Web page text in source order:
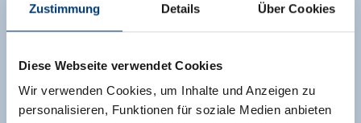
Zustimmung Details Über Cookies
Diese Webseite verwendet Cookies
Wir verwenden Cookies, um Inhalte und Anzeigen zu
personalisieren, Funktionen für soziale Medien anbieten